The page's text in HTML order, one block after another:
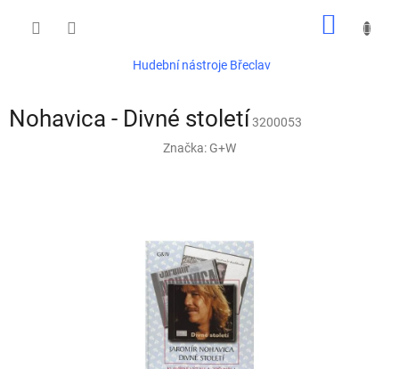
Hudební nástroje Břeclav
Nohavica - Divné století3200053
Značka: G+W